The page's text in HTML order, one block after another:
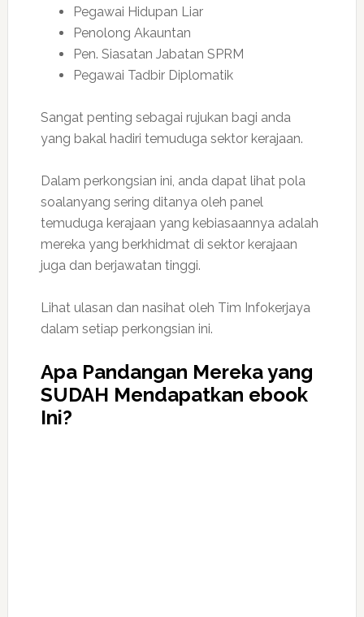
Pegawai Hidupan Liar
Penolong Akauntan
Pen. Siasatan Jabatan SPRM
Pegawai Tadbir Diplomatik
Sangat penting sebagai rujukan bagi anda
yang bakal hadiri temuduga sektor kerajaan.
Dalam perkongsian ini, anda dapat lihat pola
soalanyang sering ditanya oleh panel
temuduga kerajaan yang kebiasaannya adalah
mereka yang berkhidmat di sektor kerajaan
juga dan berjawatan tinggi.
Lihat ulasan dan nasihat oleh Tim Infokerjaya
dalam setiap perkongsian ini.
Apa Pandangan Mereka yang
SUDAH Mendapatkan ebook
Ini?